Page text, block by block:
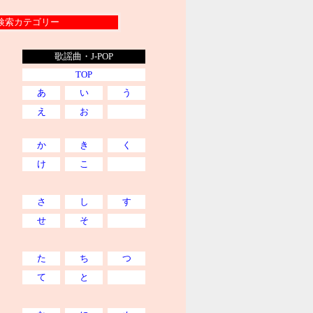
カテゴリー
歌謡曲・J-POP
TOP
あ
い
う
え
お
か き
く
け
こ
さ し
す
せ
そ
た ち
つ
て
と